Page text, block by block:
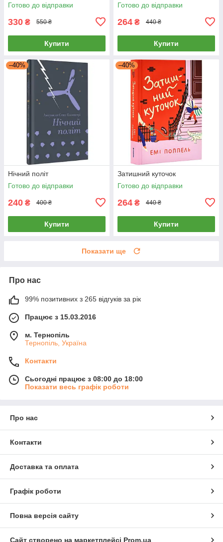
Готово до відправки
330 ₴ 550 ₴
Купити
Готово до відправки
264 ₴ 440 ₴
Купити
–40%
Нічний політ
Готово до відправки
240 ₴ 400 ₴
Купити
–40%
Затишний куточок
Готово до відправки
264 ₴ 440 ₴
Купити
Показати ще
Про нас
99% позитивних з 265 відгуків за рік
Працює з 15.03.2016
м. Тернопіль
Тернопіль, Україна
Контакти
Сьогодні працює з 08:00 до 18:00
Показати весь графік роботи
Про нас
Контакти
Доставка та оплата
Графік роботи
Повна версія сайту
Сайт створено на маркетплейсі Prom.ua